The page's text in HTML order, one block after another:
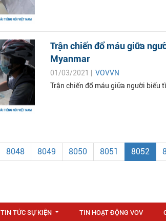
Trận chiến đổ máu giữa
Myanmar
01/03/2021 | VOVVN
Trận chiến đổ máu giữa người biểu
8048 8049 8050 8051 8052
TIN TỨC SỰ KIỆN TIN HOẠT ĐỘNG VOV